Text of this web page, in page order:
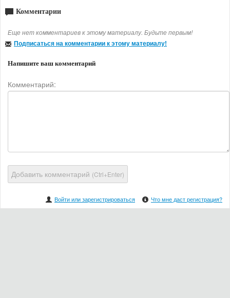
Комментарии
Еще нет комментариев к этому материалу. Будьте первым!
Подписаться на комментарии к этому материалу!
Напишите ваш комментарий
Комментарий:
Добавить комментарий (Ctrl+Enter)
Войти или зарегистрироваться Что мне даст регистрация?